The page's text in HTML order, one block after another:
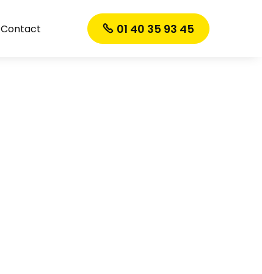
Contact  01 40 35 93 45